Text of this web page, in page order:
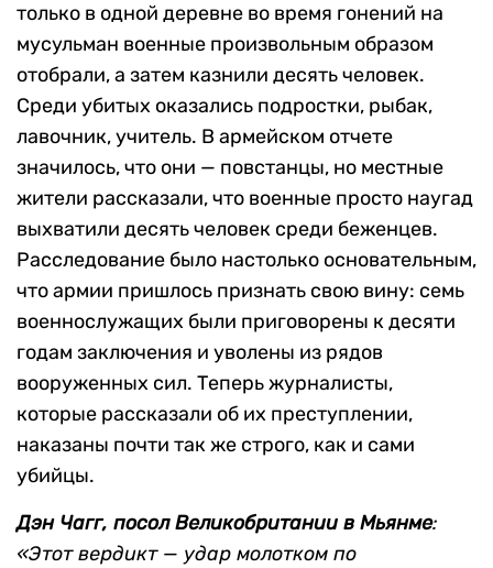
только в одной деревне во время гонений на
мусульман военные произвольным образом
отобрали, а затем казнили десять человек.
Среди убитых оказались подростки, рыбак,
лавочник, учитель. В армейском отчете
значилось, что они — повстанцы, но местные
жители рассказали, что военные просто наугад
выхватили десять человек среди беженцев.
Расследование было настолько основательным,
что армии пришлось признать свою вину: семь
военнослужащих были приговорены к десяти
годам заключения и уволены из рядов
вооруженных сил. Теперь журналисты,
которые рассказали об их преступлении,
наказаны почти так же строго, как и сами
убийцы.
Дэн Чагг, посол Великобритании в Мьянме:
«Этот вердикт — удар молотком по